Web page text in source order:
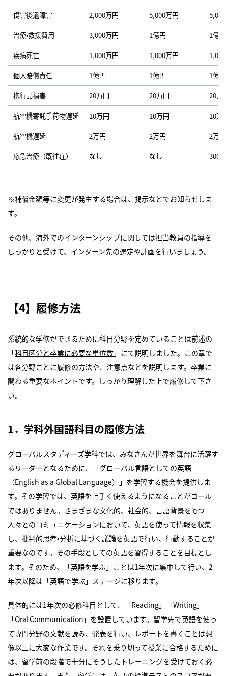
傷害後遺障害 2,000万円 5,000万円
治療•救援費用 3,000万円 1億円 1億円
疾病死亡 1,000万円 1,000万円
個人賠償責任 1億円 1億円 1億円
携行品損害 20万円 20万円 20万
航空機寄託手荷物遅延 10万円 10万円 10万
航空機遅延 2万円 2万円 2万円
応急治療（既往症） なし なし 300
※補償金額等に変更が発生する場合は、掲示などでお知らせしま
す。
その他、海外でのインターンシップに関しては担当教員の指導を
しっかりと受けて、インターン先の選定や計画を行いましょう。
【4】履修方法
系統的な学修ができるために科目分野を定めていることは前述の
「科目区分と卒業に必要な単位数」にて説明しました。この章で
は各分野ごとに履修の方法や、注意点などを説明します。卒業に
関わる重要なポイントです。しっかり理解した上で履修して下さ
い。
1．学科外国語科目の履修方法
グローバルスタディーズ学科では、みなさんが世界を舞台に活躍す
るリーダーとなるために、「グローバル言語としての英語
（English as a Global Language）」を学習する機会を提供しま
す。その学習では、英語を上手く使えるようになることがゴール
ではありません。さまざまな文化的、社会的、言語背景をもつ
人々とのコミュニケーションにおいて、英語を使って情報を収集
し、批判的思考•分析に基づく議論を英語で行い、行動することが
重要なのです。その手段としての英語を習得することを目標とし
ます。そのため、「英語を学ぶ」ことは1年次に集中して行い、2
年次以降は「英語で学ぶ」ステージに移ります。
具体的には1年次の必修科目として、「Reading」「Writing」
「Oral Communication」を設置しています。留学先で英語を使っ
て専門分野の文献を読み、発表を行い、レポートを書くことは想
像以上に大変な作業です。それを乗り切って授業に合格するために
は、留学前の段階で十分にそうしたトレーニングを受けておく必